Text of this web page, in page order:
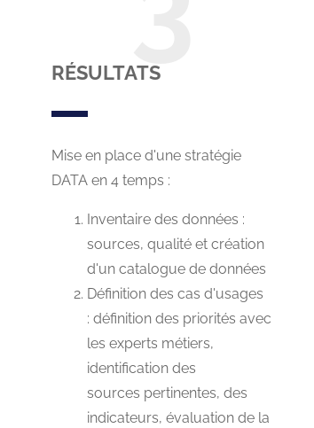
RÉSULTATS
Mise en place d'une stratégie
DATA en 4 temps :
Inventaire des données :
sources, qualité et création
d'un catalogue de données
Définition des cas d'usages
: définition des priorités avec
les experts métiers,
identification des
sources pertinentes, des
indicateurs, évaluation de la